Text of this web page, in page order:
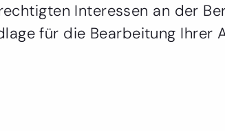
Interessen an der
für die Bearbeitung Ihrer